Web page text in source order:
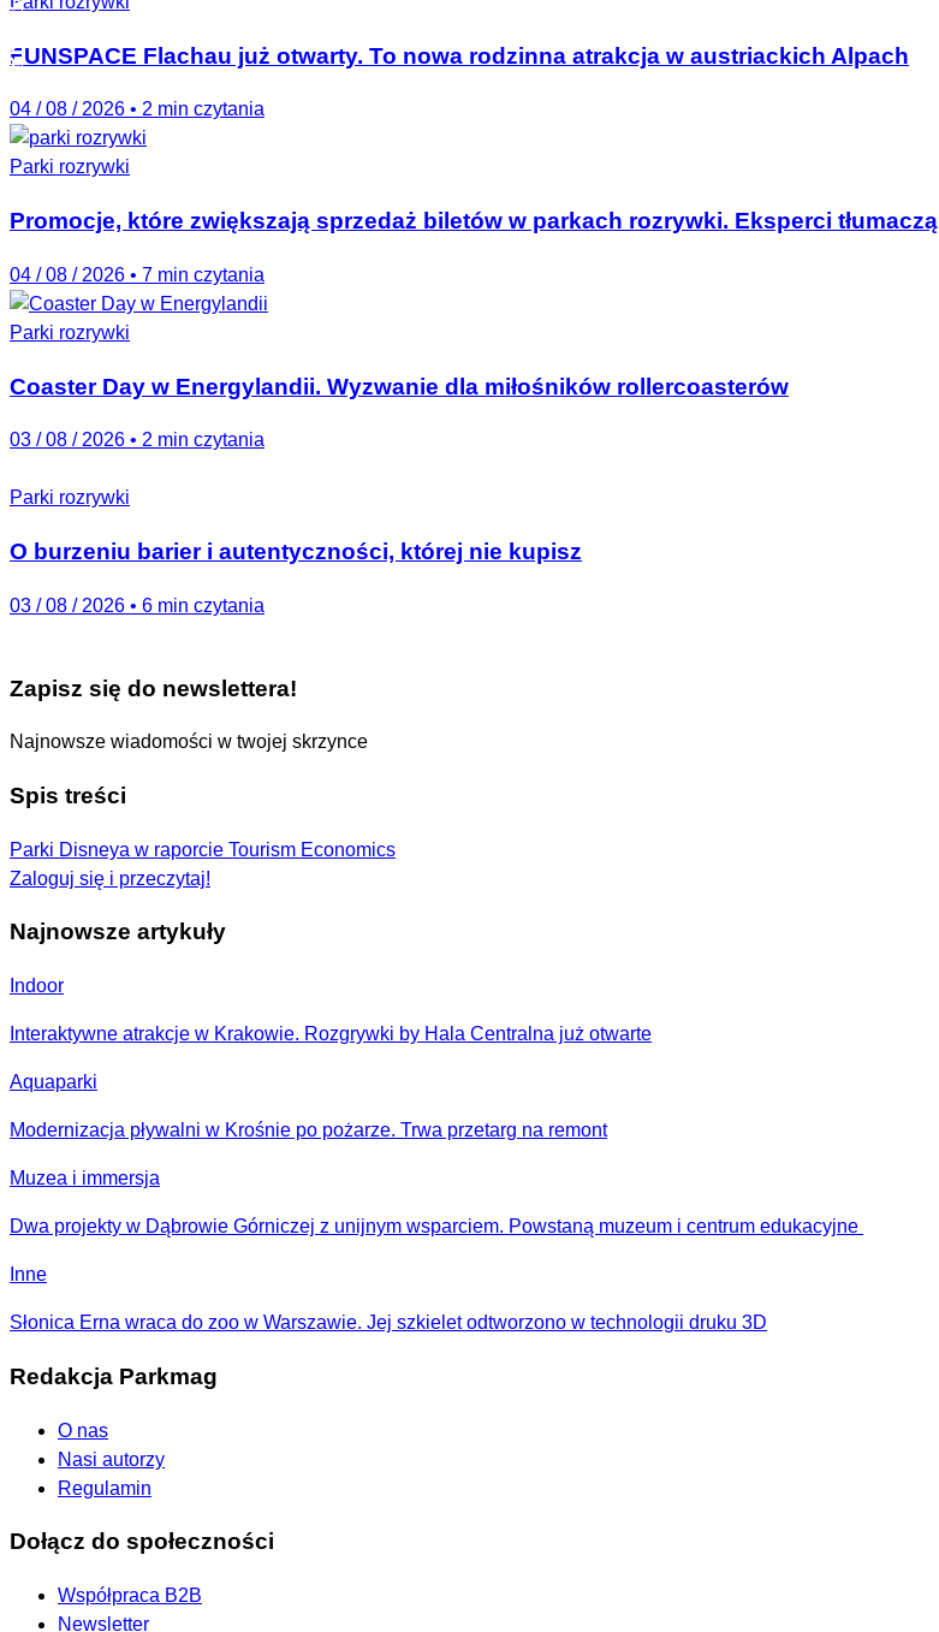
FUNSPACE Flachau już otwarty. To nowa rodzinna atrakcja w austriackich Alpach
04 / 08 / 2026 • 2 min czytania
Parki rozrywki
Promocje, które zwiększają sprzedaż biletów w parkach rozrywki. Eksperci tłumaczą
04 / 08 / 2026 • 7 min czytania
Parki rozrywki
Coaster Day w Energylandii. Wyzwanie dla miłośników rollercoasterów
03 / 08 / 2026 • 2 min czytania
Parki rozrywki
O burzeniu barier i autentyczności, której nie kupisz
03 / 08 / 2026 • 6 min czytania
Zapisz się do newslettera!
Najnowsze wiadomości w twojej skrzynce
Spis treści
Parki Disneya w raporcie Tourism Economics
Zaloguj się i przeczytaj!
Najnowsze artykuły
Indoor
Interaktywne atrakcje w Krakowie. Rozgrywki by Hala Centralna już otwarte
Aquaparki
Modernizacja pływalni w Krośnie po pożarze. Trwa przetarg na remont
Muzea i immersja
Dwa projekty w Dąbrowie Górniczej z unijnym wsparciem. Powstaną muzeum i centrum edukacyjne
Inne
Słonica Erna wraca do zoo w Warszawie. Jej szkielet odtworzono w technologii druku 3D
Redakcja Parkmag
O nas
Nasi autorzy
Regulamin
Dołącz do społeczności
Współpraca B2B
Newsletter